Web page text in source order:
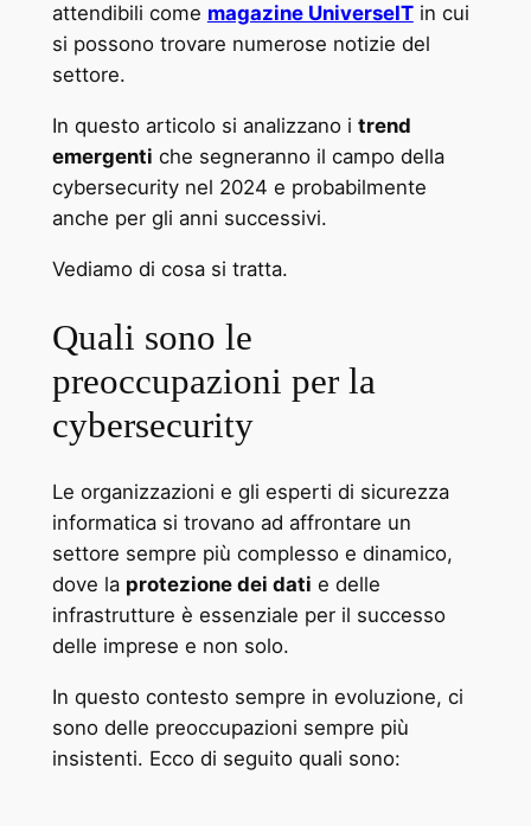
attendibili come magazine UniverseITin cui
si possono trovare numerose notizie del
settore.
In questo articolo si analizzano i trend
emergenti che segneranno il campo della
cybersecurity nel 2024 e probabilmente
anche per gli anni successivi.
Vediamo di cosa si tratta.
Quali sono le
preoccupazioni per la
cybersecurity
Le organizzazioni e gli esperti di sicurezza
informatica si trovano ad affrontare un
settore sempre più complesso e dinamico,
dove la protezione dei dati e delle
infrastrutture è essenziale per il successo
delle imprese e non solo.
In questo contesto sempre in evoluzione, ci
sono delle preoccupazioni sempre più
insistenti. Ecco di seguito quali sono: